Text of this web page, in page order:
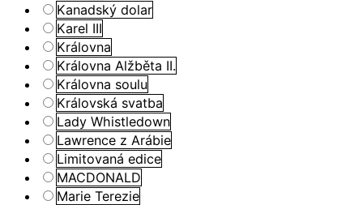
Kanadský dolar
Karel III
Královna
Královna Alžběta II.
Královna soulu
Královská svatba
Lady Whistledown
Lawrence z Arábie
Limitovaná edice
MACDONALD
Marie Terezie